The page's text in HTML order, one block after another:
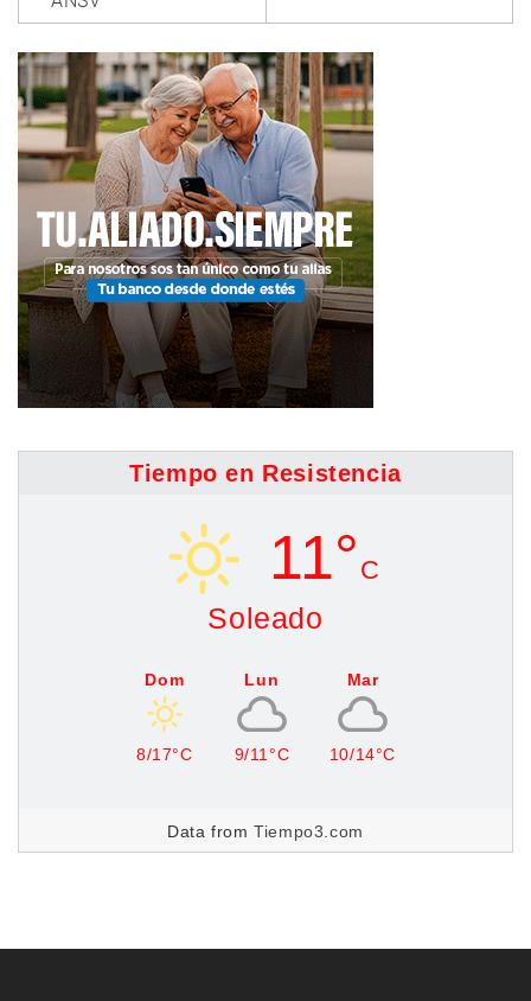
Tiempo en Resistencia
11° C
Soleado
Dom
8/17°C
Lun
9/11°C
Mar
10/14°C
Data fromTiempo3.com